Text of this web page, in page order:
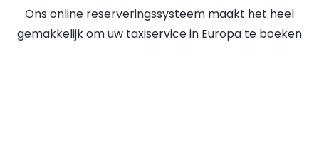
Ons online reserveringssysteem maakt het heel
gemakkelijk om uw taxiservice in Europa te boeken